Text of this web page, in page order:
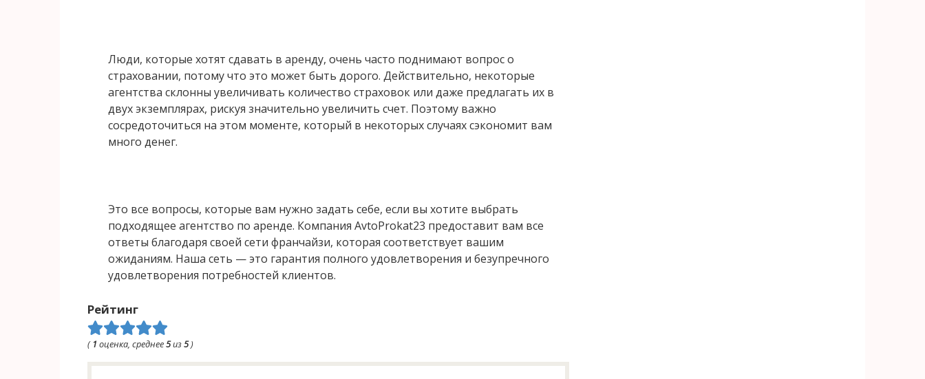
Люди, которые хотят сдавать в аренду, очень часто поднимают вопрос о
страховании, потому что это может быть дорого. Действительно, некоторые
агентства склонны увеличивать количество страховок или даже предлагать их в
двух экземплярах, рискуя значительно увеличить счет. Поэтому важно
сосредоточиться на этом моменте, который в некоторых случаях сэкономит вам
много денег.
Это все вопросы, которые вам нужно задать себе, если вы хотите выбрать
подходящее агентство по аренде. Компания AvtoProkat23 предоставит вам все
ответы благодаря своей сети франчайзи, которая соответствует вашим
ожиданиям. Наша сеть — это гарантия полного удовлетворения и безупречного
удовлетворения потребностей клиентов.
Рейтинг
( 1 оценка, среднее5из5)